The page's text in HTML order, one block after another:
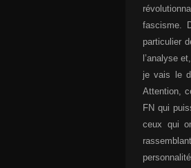
fascisme.
particulier
l’analyse
je vais le
Attention,
FN qui
ceux qui